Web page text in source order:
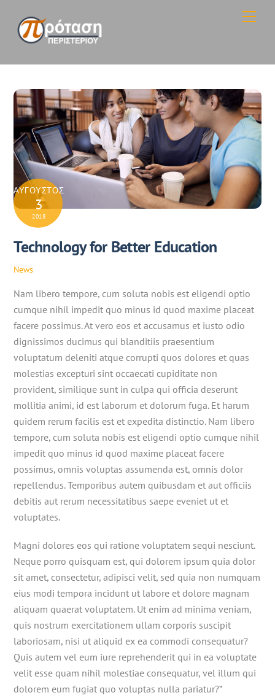
content
ΑΎΓΟΥΣΤΟΣ
3
2018
Technology for Better Education
News
Nam libero tempore, cum soluta nobis est eligendi optio
cumque nihil impedit quo minus id quod maxime placeat
facere possimus. At vero eos et accusamus et iusto odio
dignissimos ducimus qui blanditiis praesentium
voluptatum deleniti atque corrupti quos dolores et quas
molestias excepturi sint occaecati cupiditate non
provident, similique sunt in culpa qui officia deserunt
mollitia animi, id est laborum et dolorum fuga. Et harum
quidem rerum facilis est et expedita distinctio. Nam libero
tempore, cum soluta nobis est eligendi optio cumque nihil
impedit quo minus id quod maxime placeat facere
possimus, omnis voluptas assumenda est, omnis dolor
repellendus. Temporibus autem quibusdam et aut officiis
debitis aut rerum necessitatibus saepe eveniet ut et
voluptates.
Magni dolores eos qui ratione voluptatem sequi nesciunt.
Neque porro quisquam est, qui dolorem ipsum quia dolor
sit amet, consectetur, adipisci velit, sed quia non numquam
eius modi tempora incidunt ut labore et dolore magnam
aliquam quaerat voluptatem. Ut enim ad minima veniam,
quis nostrum exercitationem ullam corporis suscipit
laboriosam, nisi ut aliquid ex ea commodi consequatur?
Quis autem vel eum iure reprehenderit qui in ea voluptate
velit esse quam nihil molestiae consequatur, vel illum qui
dolorem eum fugiat quo voluptas nulla pariatur?”